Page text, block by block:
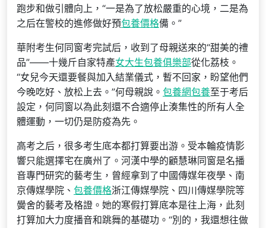
跑步和做引體向上，“一是為了放松嚴重的心境，二是為
之后在警校的進修做好預包養價格備。”
華附考生何同窗考完試后，收到了母親送來的“甜美的禮
品”——十幾斤自家特產女大生包養俱樂部從化荔枝。
“女兒今天還要餐與加入結業儀式，暫不回家，盼望他們
今晚吃好、放松上去。”何母親說。 包養網包養至于考后
設定，何同窗以為此刻還不合適停止湊集性的所有人全
體運動，一切仍是防疫為先。
高考之后，很多考生底本都打算要出游。受本輪疫情影
響只能選擇宅在廣州了。河漢中學的顧慧琳同窗是名播
音專門研究的藝考生，曾經拿到了中國傳媒年夜學、南
京傳媒學院、 包養價格浙江傳媒學院、四川傳媒學院等
黌舍的藝考及格證。她的寒假打算底本是往上海，此刻
打算加大力度播音和跳舞的基礎功。“別的，我還想往做